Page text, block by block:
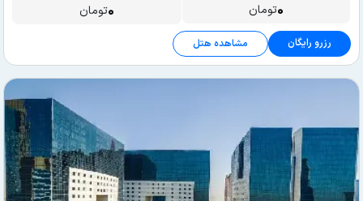
0تومان 0تومان
رزرو رایگان مشاهده هتل